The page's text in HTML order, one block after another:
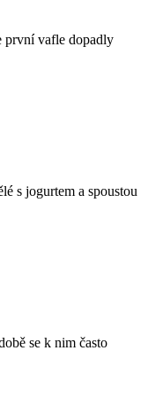
první vafle dopadly
s jogurtem a spoustou
se k nim často